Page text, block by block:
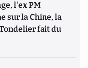
l'ex PM
sur la Chine, la
fait du